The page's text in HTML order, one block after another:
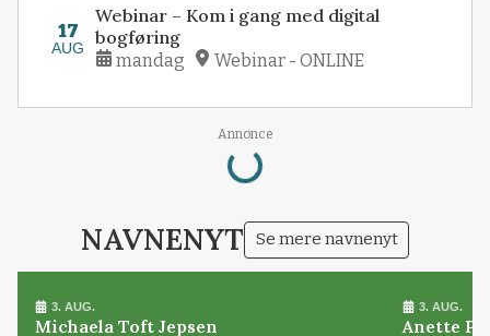
17
AUG
Webinar – Kom i gang med digital
bogføring
mandag Webinar - ONLINE
Annonce
Loading...
NAVNENYT Se mere navnenyt
3. AUG.
Michaela Toft Jepsen
3. AUG.
Anette